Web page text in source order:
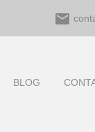
email
BLOG